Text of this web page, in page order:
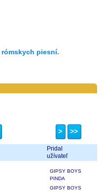
rómskych piesní.
> >>
Pridal
užívateľ
GIPSY BOYS
PINDA
GIPSY BOYS